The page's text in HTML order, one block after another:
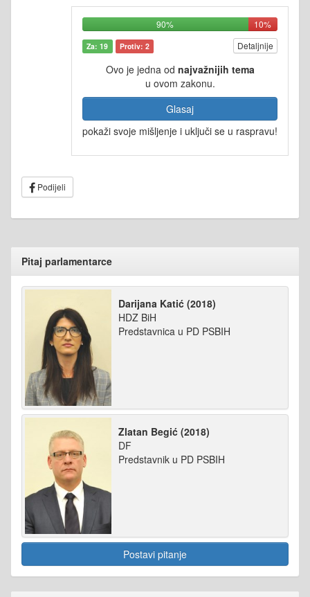
90% 10%
Za: 19 Protiv: 2 Detaljnije
Ovo je jedna od najvažnijih tema
u ovom zakonu.
Glasaj
pokaži svoje mišljenje i uključi se u raspravu!
Podijeli
Pitaj parlamentarce
Darijana Katić (2018)
HDZ BiH
Predstavnica u PD PSBIH
Zlatan Begić (2018)
DF
Predstavnik u PD PSBIH
Postavi pitanje